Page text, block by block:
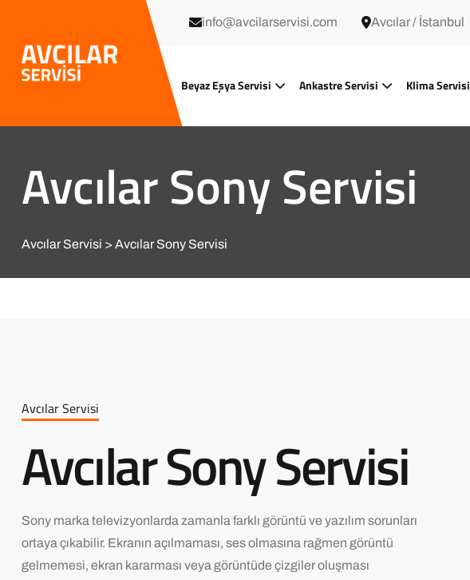
info@avcilarservisi.com Avcılar / İstanbul
Beyaz Eşya Servisi Ankastre Servisi Klima Servisi
Avcılar Sony Servisi
Avcılar Servisi Avcılar Sony Servisi
Avcılar Servisi
Avcılar Sony Servisi
Sony marka televizyonlarda zamanla farklı görüntü ve yazılım sorunları
ortaya çıkabilir. Ekranın açılmaması, ses olmasına rağmen görüntü
gelmemesi, ekran kararması veya görüntüde çizgiler oluşması